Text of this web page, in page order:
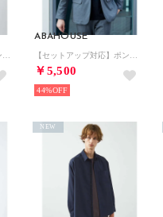
ABAHOUSE
￥5,500
44%
NEW